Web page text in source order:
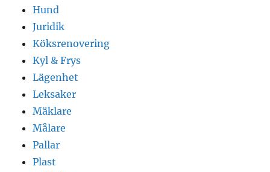
Hund
Juridik
Köksrenovering
Kyl & Frys
Lägenhet
Leksaker
Mäklare
Målare
Pallar
Plast